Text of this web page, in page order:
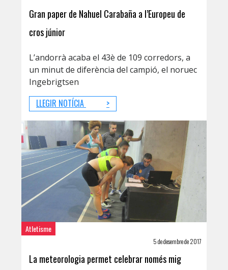
Gran paper de Nahuel Carabaña a l’Europeu de
cros júnior
L’andorrà acaba el 43è de 109 corredors, a
un minut de diferència del campió, el noruec
Ingebrigtsen
LLEGIR NOTÍCIA >
Atletisme
5 de desembre de 2017
La meteorologia permet celebrar només mig